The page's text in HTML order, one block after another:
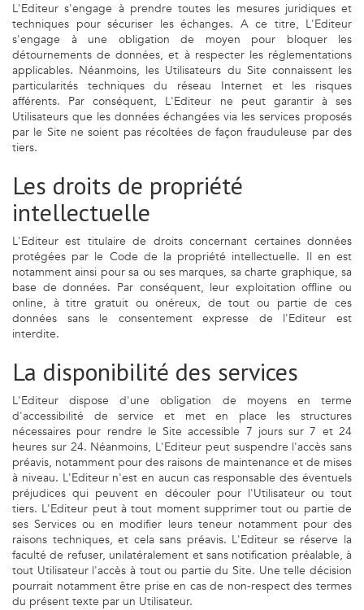
L'Editeur s'engage à prendre toutes les mesures juridiques et
techniques pour sécuriser les échanges. A ce titre, L'Editeur
s'engage à une obligation de moyen pour bloquer les
détournements de données, et à respecter les réglementations
applicables. Néanmoins, les Utilisateurs du Site connaissent les
particularités techniques du réseau Internet et les risques
afférents. Par conséquent, L'Editeur ne peut garantir à ses
Utilisateurs que les données échangées via les services proposés
par le Site ne soient pas récoltées de façon frauduleuse par des
tiers.
Les droits de propriété
intellectuelle
L'Editeur est titulaire de droits concernant certaines données
protégées par le Code de la propriété intellectuelle. Il en est
notamment ainsi pour sa ou ses marques, sa charte graphique, sa
base de données. Par conséquent, leur exploitation offline ou
online, à titre gratuit ou onéreux, de tout ou partie de ces
données sans le consentement expresse de l'Editeur est
interdite.
La disponibilité des services
L'Editeur dispose d'une obligation de moyens en terme
d'accessibilité de service et met en place les structures
nécessaires pour rendre le Site accessible 7 jours sur 7 et 24
heures sur 24. Néanmoins, L'Editeur peut suspendre l'accès sans
préavis, notamment pour des raisons de maintenance et de mises
à niveau. L'Editeur n'est en aucun cas responsable des éventuels
préjudices qui peuvent en découler pour l'Utilisateur ou tout
tiers. L'Editeur peut à tout moment supprimer tout ou partie de
ses Services ou en modifier leurs teneur notamment pour des
raisons techniques, et cela sans préavis. L'Editeur se réserve la
faculté de refuser, unilatéralement et sans notification préalable, à
tout Utilisateur l'accès à tout ou partie du Site. Une telle décision
pourrait notamment être prise en cas de non-respect des termes
du présent texte par un Utilisateur.